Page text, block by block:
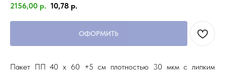
2156,00 р. 10,78 р.
ОФОРМИТЬ
Пакет ПП 40 x 60 +5 см плотностью 30 мкм с липким